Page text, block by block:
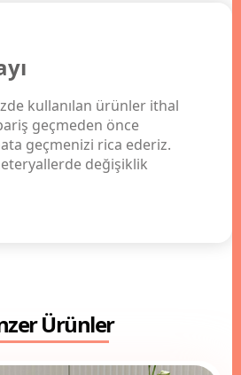
kullanılan ürünler ithal
geçmeden önce
geçmenizi rica ederiz.
değişiklik
Ürünler